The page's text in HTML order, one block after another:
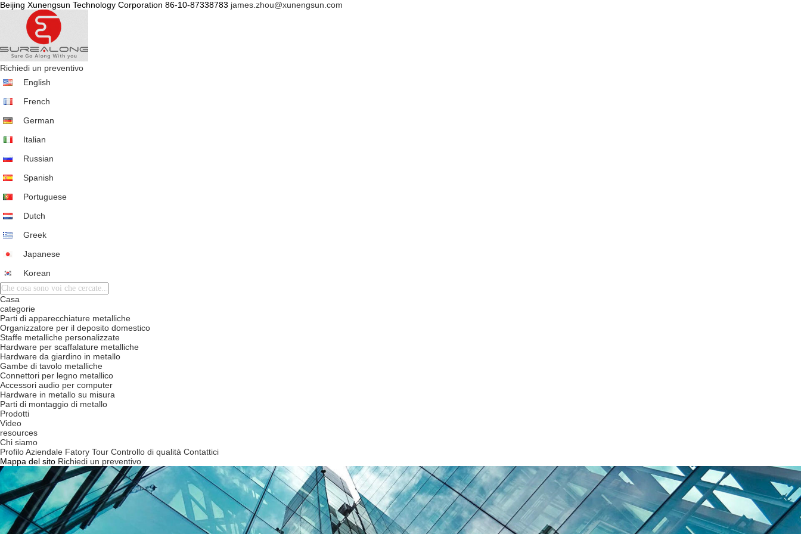
Beijing Xunengsun Technology Corporation 86-10-87338783 james.zhou@xunengsun.com
Richiedi un preventivo
描
述
English
French
German
Italian
Russian
Spanish
Portuguese
Dutch
Greek
Japanese
Korean
描
述
Casa
categorie
Parti di apparecchiature metalliche
Organizzatore per il deposito domestico
Staffe metalliche personalizzate
Hardware per scaffalature metalliche
Hardware da giardino in metallo
Gambe di tavolo metalliche
Connettori per legno metallico
Accessori audio per computer
Hardware in metallo su misura
Parti di montaggio di metallo
Prodotti
Video
resources
Chi siamo
Profilo Aziendale Fatory Tour Controllo di qualità Contattici
Mappa del sito Richiedi un preventivo